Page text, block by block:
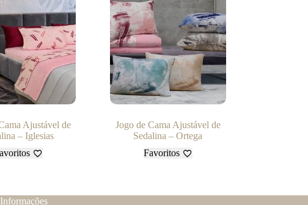
Ajustável de
– Iglesias
Jogo de Cama Ajustável de
Sedalina – Ortega
Favoritos
Informações